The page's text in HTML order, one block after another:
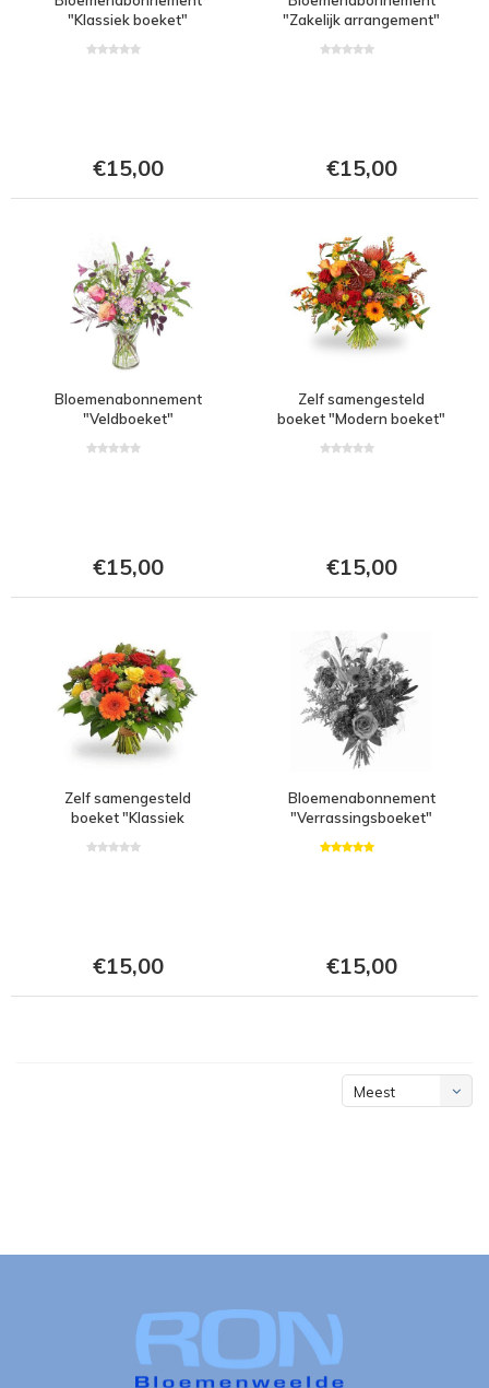
"Klassiek boeket"
€15,00
"Zakelijk arrangement"
€15,00
Bloemenabonnement
"Veldboeket"
€15,00
Zelf samengesteld
boeket "Modern boeket"
€15,00
Zelf samengesteld
boeket "Klassiek
€15,00
Bloemenabonnement
"Verrassingsboeket"
€15,00
Meest